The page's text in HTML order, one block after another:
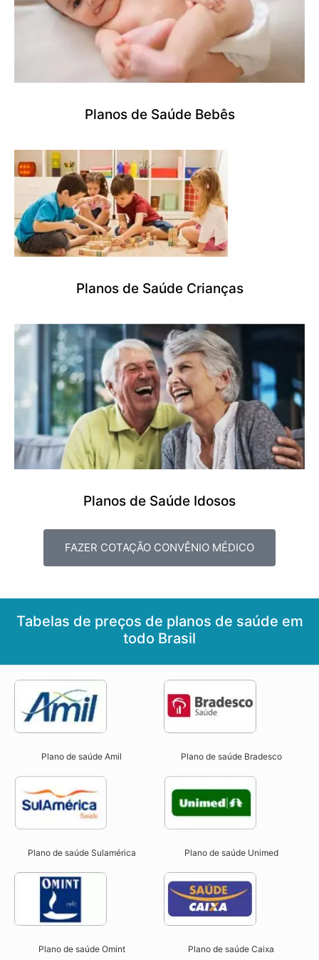
Planos de Saúde Bebês
Planos de Saúde Crianças
Planos de Saúde Idosos
FAZER COTAÇÃO CONVÊNIO MÉDICO
Tabelas de preços de planos de saúde em
todo Brasil
Plano de saúde Amil Plano de saúde Bradesco
Plano de saúde Sulamérica Plano de saúde Unimed
Plano de saúde Omint Plano de saúde Caixa